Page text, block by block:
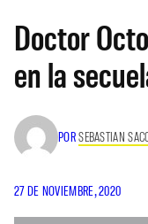
Doctor
en la
PORSEBASTIAN
27 DE NOVIEMBRE, 2020